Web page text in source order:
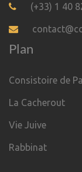
(+33) 1 40
Plan
Consistoire de
La Cacherout
Vie Juive
Rabbinat